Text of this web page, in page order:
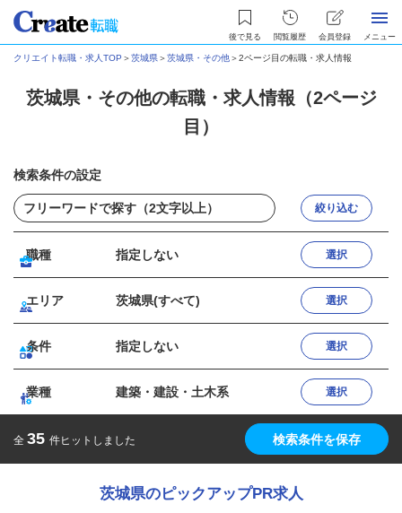
後で見る 閲覧履歴 会員登録 メニュー
クリエイト転職・求人TOP ＞茨城県＞茨城県・その他＞2ページ目の転職・求人情報
茨城県・その他の転職・求人情報（2ページ
目）
検索条件の設定
絞り込む
職種 指定しない 選択
エリア 茨城県(すべて) 選択
条件 指定しない 選択
業種 建築・建設・土木系 選択
全 35 件ヒットしました 検索条件を保存
茨城県のピックアップPR求人